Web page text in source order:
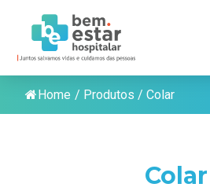
Home / Produtos / Colar
Colar